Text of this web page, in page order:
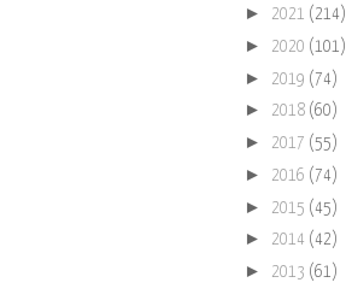
► 2021 (214)
► 2020 (101)
► 2019 (74)
► 2018 (60)
► 2017 (55)
► 2016 (74)
► 2015 (45)
► 2014 (42)
► 2013 (61)